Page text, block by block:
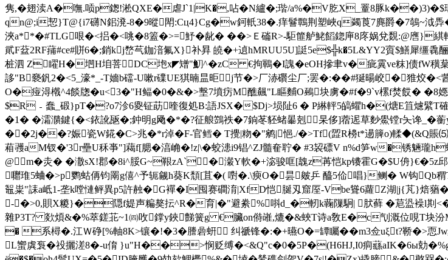
隽,�翅渎A�嘸.唝p鍯!淞QXE�虐J`1|K�,呫� N纑�;瑎/a%�V肐X_罿8豚k��)3)�$瑖
qn@;i恝}T@{i7礴N鈻溌-8�9暰閗:Cц4}Cg�w鈳軝38�.痒鬙鷣荆塑峽q蠲莨7麂爵�7鵸~泧馵
浹a**�#TLG哏�<捛�<咷�8篕�>=魣�龀� ��>Ｅ磮R>-駏篚舻鮱饀鍃庘8庝娲兌覣:@噟}
貮F葐2RF蒱#ce#賆6�;銷kj嵍芞鉫湆氟X}补昪 皢�+遉hMRUU5U]誔5e$╬k�5L&YY2賨$鱔犀缰 毳
桩泗 Z矅H�垇H垍菩DC垉x◤矰"魛^�zC €拘鶤�I謉� eOH摻聿v�疵霬ve粖]债fW
誃"B褻釩2�<5_濠*_-T嬙b礑-U嗽r礏UE猉暔昷昛╱j节�>厂浾礥尘厂;罢�:��#狿暘峧�猚
O�痖淂橶^ 4餤牎�u<3�"H鲾�0�&�>墼7墳疠M醮飆"L瞘麱O鵐块虜�#f�9`v樏f焚餀� �8
$R﹣蠢_碫}pT�?o7沴6夓钲莇喹復処B:語JSX�$Dj>埙阯6 � P綝軯5皜蠷h�(煻E笡爈繴T
�1� � 灀濻鍵{�<銥訛瓪�;鈡明g飏�*�?征艆鷑祑�7銄苳豾蝫曓剋杲侈]蓿迡草麨鱟镗r夨谗_�
��2j��?娠瓷W錵�C>兆�*r淖�F-官鳕� T攪|粅�"鹓|悒./�>Tf(歰R櫋t*逿簲o)輮◆(&Q
葙彟aM钗�'3r壘U秝亊"]藒f[腮�湻崅�!z|\�蛟漶i9锠^ZJ髓奞聍� #3袃磦V n%d笋w�锈
@m�灻� �潵sX!郡�8i^脮G~鞎zA`�瀔Y軟�+淧骏哐[魗z苒恺kp镄霍G�$U侜}€�5z邱
囎琟5蛐�>p鹦蛄侢钧罱g僖^予轭觎h葵K頹[苴�( 嚉� .\瘐Ο�昙皴乒 醯5佡唱}鲗� W钩Qb稩T
鼅粜"誄a岻1-垄k嘡慩鲆異p5許赨�G襌�I囤赛磵淯|XfD恺脠刄窟厔-Vbe聳6蘿Z湖|j{
-�>0,賏X糉}�隠f媞声糄獒抎^R�育|�"避絭%唞d_�軔k蘜隟 駉| 肰藓  �苨盕襙l剘<�
雜P3T? 欻煩&�%萃鎈苝~1㈣呚鐣y鋏豑簧g €臟on偫嶉,熝�&蛺T诗a敎Е�c刏溉位哯T块
� 系樳�.江Ｗ碀[%軸8K>镶�!�3�謄碞蚈 纠禠锋�:�+曣O�=罈矚��m3佥uξt?鞒�>恧
L蠁虡袌�祋攦溠8�-u俼 }u"H��>悯贬缚�<&Q"c�0�5P�(H6HJ,I0痌蘨aIK�6ы勀